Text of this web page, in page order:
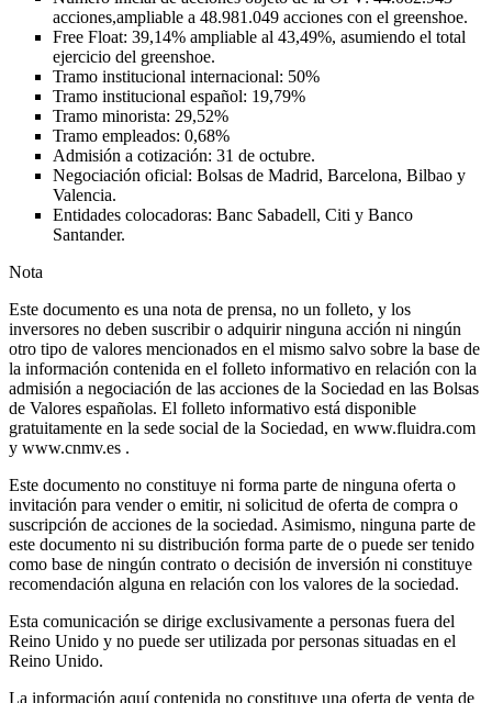
acciones,ampliable a 48.981.049 acciones con el greenshoe.
Free Float: 39,14% ampliable al 43,49%, asumiendo el total
ejercicio del greenshoe.
Tramo institucional internacional: 50%
Tramo institucional español: 19,79%
Tramo minorista: 29,52%
Tramo empleados: 0,68%
Admisión a cotización: 31 de octubre.
Negociación oficial: Bolsas de Madrid, Barcelona, Bilbao y
Valencia.
Entidades colocadoras: Banc Sabadell, Citi y Banco
Santander.
Nota
Este documento es una nota de prensa, no un folleto, y los
inversores no deben suscribir o adquirir ninguna acción ni ningún
otro tipo de valores mencionados en el mismo salvo sobre la base de
la información contenida en el folleto informativo en relación con la
admisión a negociación de las acciones de la Sociedad en las Bolsas
de Valores españolas. El folleto informativo está disponible
gratuitamente en la sede social de la Sociedad, en www.fluidra.com
y www.cnmv.es .
Este documento no constituye ni forma parte de ninguna oferta o
invitación para vender o emitir, ni solicitud de oferta de compra o
suscripción de acciones de la sociedad. Asimismo, ninguna parte de
este documento ni su distribución forma parte de o puede ser tenido
como base de ningún contrato o decisión de inversión ni constituye
recomendación alguna en relación con los valores de la sociedad.
Esta comunicación se dirige exclusivamente a personas fuera del
Reino Unido y no puede ser utilizada por personas situadas en el
Reino Unido.
La información aquí contenida no constituye una oferta de venta de